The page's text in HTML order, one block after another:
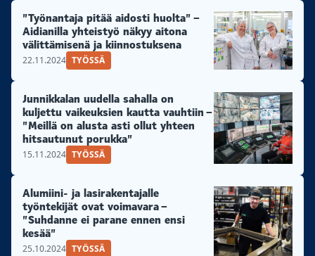
”Työnantaja pitää aidosti huolta” –
Aidianilla yhteistyö näkyy aitona
välittämisenä ja kiinnostuksena
22.11.2024 TYÖSSÄ
Junnikkalan uudella sahalla on
kuljettu vaikeuksien kautta vauhtiin –
”Meillä on alusta asti ollut yhteen
hitsautunut porukka”
15.11.2024 TYÖSSÄ
Alumiini- ja lasirakentajalle
työntekijät ovat voimavara –
”Suhdanne ei parane ennen ensi
kesää”
25.10.2024 TYÖSSÄ